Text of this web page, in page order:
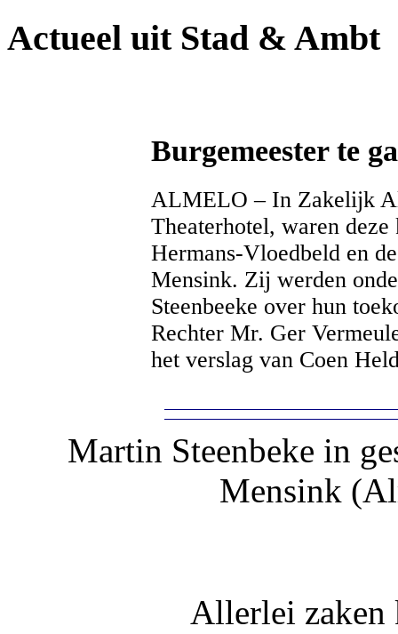
Actueel uit Stad & Ambt
Burgemeester te
ALMELO – In Zakelijk
Theaterhotel, waren deze
Hermans-Vloedbeld en
Mensink. Zij werden
Steenbeeke over hun
Rechter Mr. Ger
het verslag van Coen
Martin Steenbeke in
Mensink
Allerlei zaken